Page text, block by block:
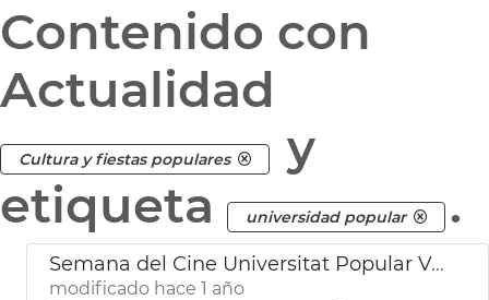
Contenido con
Actualidad
Cultura y fiestas populares
y
etiqueta
universidad popular .
Semana del Cine Universitat Popular València
modificado hace 1 año